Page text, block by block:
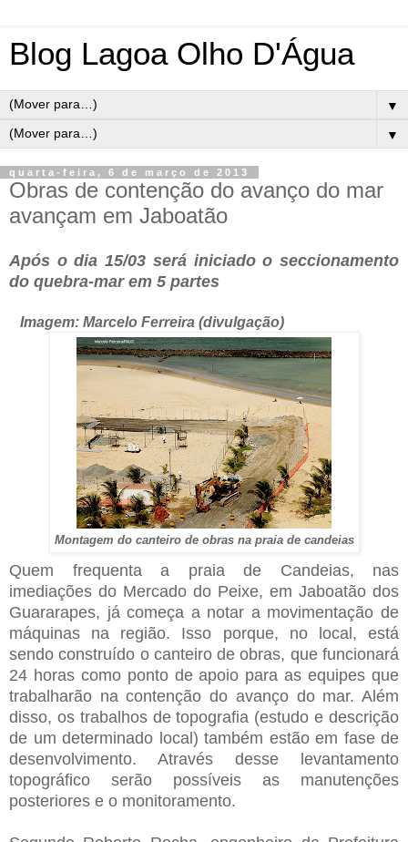
Blog Lagoa Olho D'Água
▼
▼
quarta-feira, 6 de março de 2013
Obras de contenção do avanço do mar
avançam em Jaboatão
Após o dia 15/03 será iniciado o seccionamento
do quebra-mar em 5 partes
Imagem: Marcelo Ferreira (divulgação)
Montagem do canteiro de obras na praia de candeias
Quem frequenta a praia de Candeias, nas
imediações do Mercado do Peixe, em Jaboatão dos
Guararapes, já começa a notar a movimentação de
máquinas na região. Isso porque, no local, está
sendo construído o canteiro de obras, que funcionará
24 horas como ponto de apoio para as equipes que
trabalharão na contenção do avanço do mar. Além
disso, os trabalhos de topografia (estudo e descrição
de um determinado local) também estão em fase de
desenvolvimento. Através desse levantamento
topográfico serão possíveis as manutenções
posteriores e o monitoramento.